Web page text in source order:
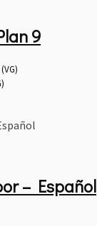
9
– Español